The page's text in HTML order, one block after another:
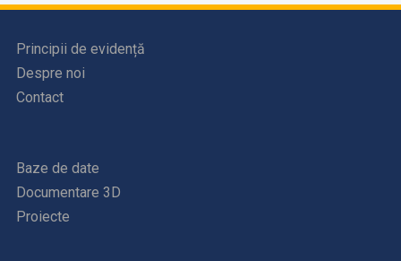
Principii de evidență
Despre noi
Contact
Baze de date
Documentare 3D
Proiecte